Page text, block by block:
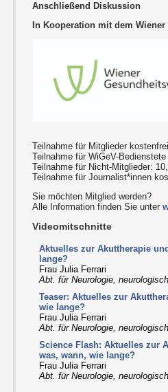
Anschließend Diskussion
In Kooperation mit dem
Teilnahme für Mitglieder kostenfrei
Teilnahme für WiGeV-
Teilnahme für Nicht-Mitglieder:
Teilnahme für Journalist*innen
Sie möchten Mitglied werden?
Alle Information finden Sie unter
Videomitschnitte
Aktuelles zur Akuttherapie
lange?
Frau Julia Ferrari
Abt. für Neurologie,
Teaser: Aktuelles zur
wie lange?
Frau Julia Ferrari
Abt. für Neurologie,
Science Flash: Aktuelles zur
was, wann, wie lange?
Frau Julia Ferrari
Abt. für Neurologie,